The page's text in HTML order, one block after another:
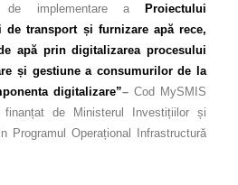
de implementare a
Proiectului
de transport și furnizare apă rece,
apă prin digitalizarea procesului
și gestiune a consumurilor de la
digitalizare”– Cod MySMIS
finanțat de Ministerul Investițiilor și
Programul Operațional Infrastructură